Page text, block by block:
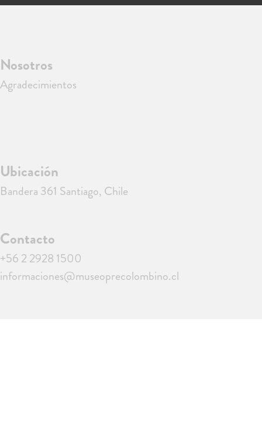
Nosotros
Agradecimientos
Ubicación
Bandera 361 Santiago, Chile
Contacto
+56 2 2928 1500
informaciones@museoprecolombino.cl